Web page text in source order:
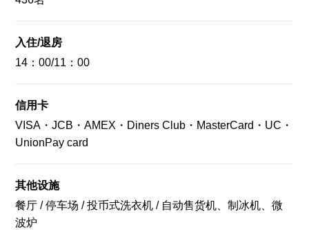
入住/退房
14：00/11：00
信用卡
VISA・JCB・AMEX・Diners Club・MasterCard・UC・
UnionPay card
其他设施
餐厅 / 停车场 / 投币式洗衣机 / 自动售货机、制冰机、微
波炉